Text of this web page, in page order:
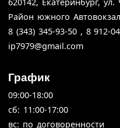
Район южного
8 (343) 345-93-50 , 8 912-
ip7979@gmail.com
График
09:00-18:00
cб: 11:00-17:00
вс: по договоренности